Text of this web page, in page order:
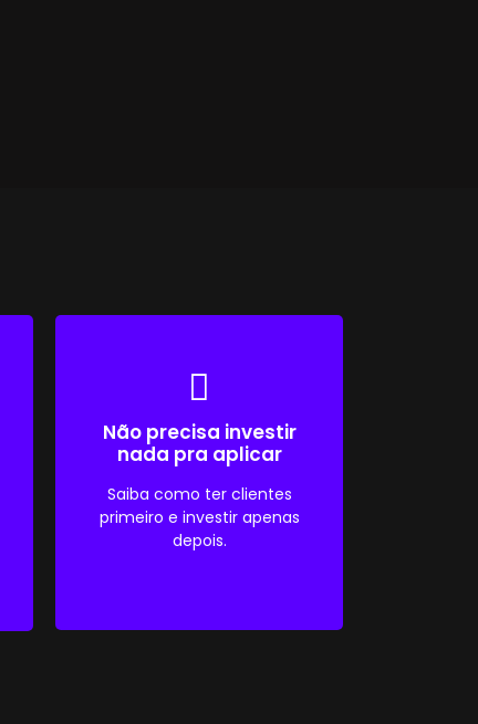
Não precisa investir
nada pra aplicar
Saiba como ter clientes
primeiro e investir apenas
depois.